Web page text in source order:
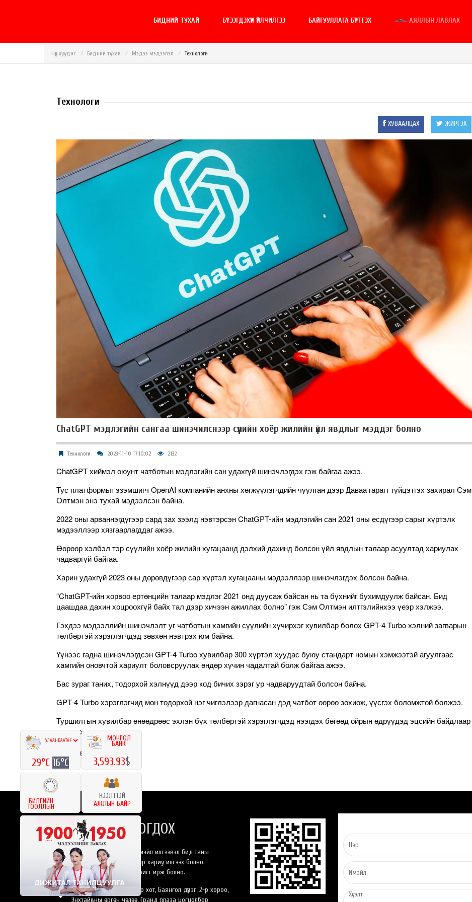
БИДНИЙ ТУХАЙ БҮТЭЭГДЭХҮҮН ҮЙЛЧИЛГЭЭ БАЙГУУЛЛАГА БҮРТГЭХ АЯЛЛЫН ЛАВЛАХ
Нүүр хуудас Бидний тухай Мэдээ мэдээлэл Технологи
Технологи
ХУВААЛЦАХ ЖИРГЭХ
ChatGPT мэдлэгийн сангаа шинэчилснээр сүүлийн хоёр жилийн үйл явдлыг мэддэг болно
Технологи 2023-11-10 17:10:02 2132
ChatGPT хиймэл оюунт чатботын мэдлэгийн сан удахгүй шинэчлэгдэх гэж байгаа ажээ.
Тус платформыг эзэмшигч OpenAI компанийн анхны хөгжүүлэгчдийн чуулган дээр Даваа гарагт гүйцэтгэх захирал Сэм
Олтмэн энэ тухай мэдээлсэн байна.
2022 оны арваннэгдүгээр сард зах зээлд нэвтэрсэн ChatGPT-ийн мэдлэгийн сан 2021 оны есдүгээр сарыг хүртэлх
мэдээллээр хязгаарлагддаг ажээ.
Өөрөөр хэлбэл тэр сүүлийн хоёр жилийн хугацаанд дэлхий дахинд болсон үйл явдлын талаар асуултад хариулах
чадваргүй байгаа.
Харин удахгүй 2023 оны дөрөвдүгээр сар хүртэл хугацааны мэдээллээр шинэчлэгдэх болсон байна.
“ChatGPT-ийн хорвоо ертөнцийн талаар мэдлэг 2021 онд дуусаж байсан нь та бүхнийг бухимдуулж байсан. Бид
цаашдаа дахин хоцроохгүй байх тал дээр хичээн ажиллах болно” гэж Сэм Олтмэн илтгэлийнхээ үеэр хэлжээ.
Гэхдээ мэдээллийн шинэчлэлт уг чатботын хамгийн сүүлийн хүчирхэг хувилбар болох GPT-4 Turbo хэлний загварын
төлбөртэй хэрэглэгчдэд зөвхөн нэвтрэх юм байна.
Үүнээс гадна шинэчлэгдсэн GPT-4 Turbo хувилбар 300 хүртэл хуудас буюу стандарт номын хэмжээтэй агуулгаас
хамгийн оновчтой хариулт боловсруулах өндөр хүчин чадалтай болж байгаа ажээ.
Бас зураг таних, тодорхой хэлнүүд дээр код бичих зэрэг ур чадваруудтай болсон байна.
GPT-4 Turbo хэрэглэгчид мөн тодорхой нэг чиглэлээр дагнасан дэд чатбот өөрөө зохиож, үүсгэх боломжтой болжээ.
Туршилтын хувилбар өнөөдрөөс эхлэн бүх төлбөртэй хэрэглэгчдэд нээгдэх бөгөөд ойрын өдрүүдэд эцсийн байдлаар
нэвтрэх гэнэ.
Эх сурвалж: Ikon.mn
БИДЭНТЭЙ ХОЛБОГДОХ
Та бидэнлүү онлайнаар имэйл илгээвэл бид таны
хүсэлтэнд 24 цагийн дотор хариу илгээх болно.
Эсвэл өөрийн биеэр оффист ирж болно.
Монгол Улс, Улаанбаатар хот, Баянгол дүүрэг, 2-р хороо,
Энхтайвны өргөн чөлөө, Гранд плаза цогцолбор
29°C 16°C
МОНГОЛ
БАНК
3,593.93$
БИЛГИЙН
ТООЛЛЫН
НЭЭЛТТЭЙ
АЖЛЫН БАЙР